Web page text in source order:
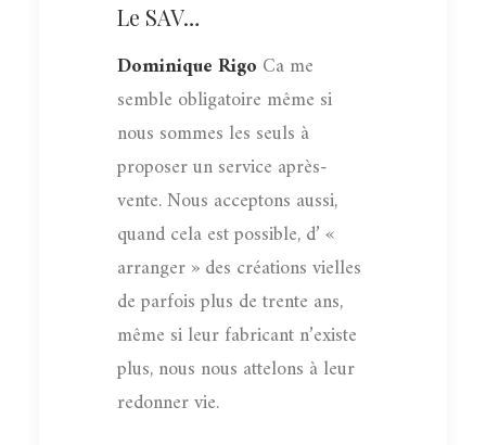
Le SAV…
Dominique Rigo Ca me
semble obligatoire même si
nous sommes les seuls à
proposer un service après-
vente. Nous acceptons aussi,
quand cela est possible, d’ «
arranger » des créations vielles
de parfois plus de trente ans,
même si leur fabricant n’existe
plus, nous nous attelons à leur
redonner vie.